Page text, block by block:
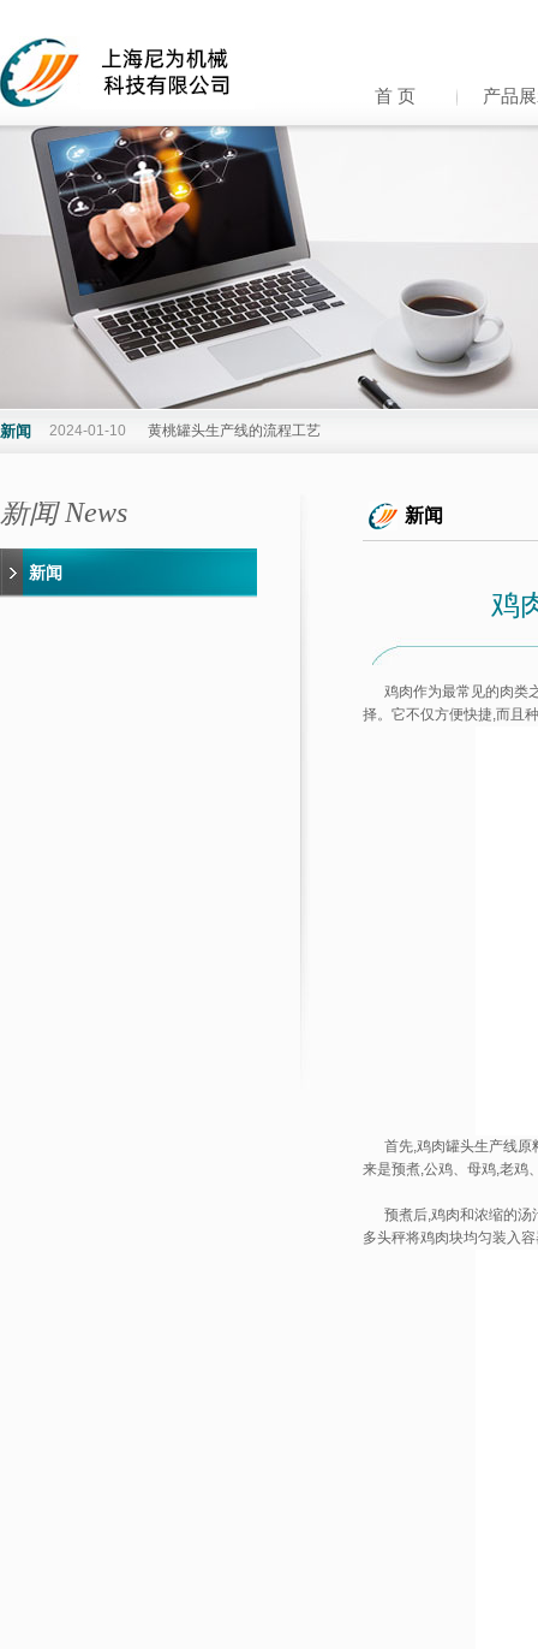
首 页 产品
新闻 2024-01-10 黄桃罐头生产线的流程工艺
新闻 News
新闻
新闻
鸡
鸡肉作为最常见的肉类
择。它不仅方便快捷,而且
首先,鸡肉罐头生产线原
来是预煮,公鸡、母鸡,老鸡
预煮后,鸡肉和浓缩的汤
多头秤将鸡肉块均匀装入